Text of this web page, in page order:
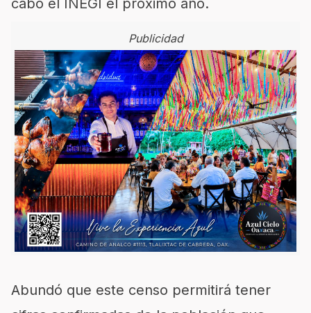
cabo el INEGI el próximo año.
Publicidad
Abundó que este censo permitirá tener